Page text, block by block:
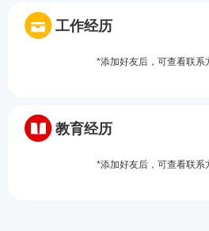
工作经历
*添加好友后，可查看联系
教育经历
*添加好友后，可查看联系